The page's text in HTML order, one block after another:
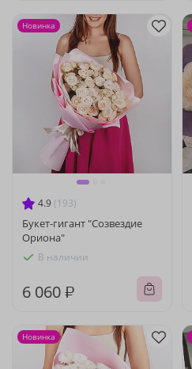
4.9 (193)
Букет-гигант "Созвездие
Ориона"
В наличии
6 060 ₽
Новинка
Новинка